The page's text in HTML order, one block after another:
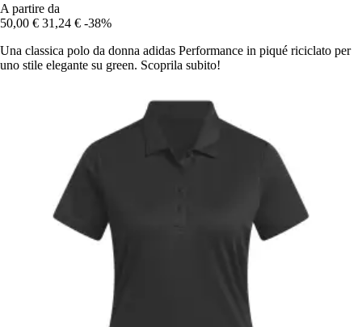
A partire da
50,00 € 31,24 € -38%
Una classica polo da donna adidas Performance in piqué riciclato per
uno stile elegante su green. Scoprila subito!